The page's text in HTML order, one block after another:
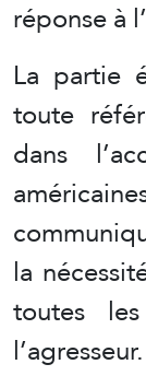
réponse à
La partie
toute
dans
la
toutes
l’agresseur.